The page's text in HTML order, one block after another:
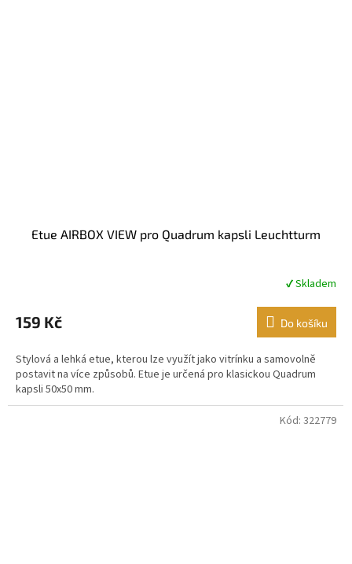
Etue AIRBOX VIEW pro Quadrum kapsli Leuchtturm
produktu
je
z
5
hvězdiček.
✔ Skladem
159 Kč Do košíku
Stylová a lehká etue, kterou lze využít jako vitrínku a samovolně
postavit na více způsobů. Etue je určená pro klasickou Quadrum
kapsli 50x50 mm.
Kód: 322779